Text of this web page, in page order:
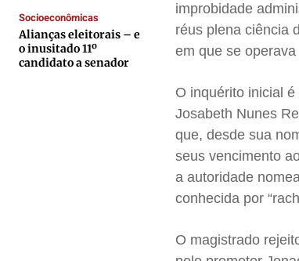
Termos de Uso
Privacidade
Termos de Uso
Privacidade
Termos de Uso
Privacidade
Termos de Uso
Privacidade
Socioeconômicas
Alianças eleitorais – e
o inusitado 11º
candidato a senador
improbidade
réus plena ciência
em que se operava
O inquérito inicial
Josabeth Nunes
que, desde sua
seus vencimento
a autoridade
conhecida por
O magistrado